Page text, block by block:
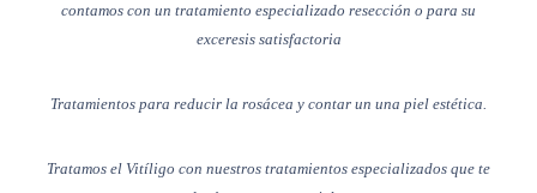
contamos con un tratamiento especializado resección o para su
exceresis satisfactoria
Tratamientos para reducir la rosácea y contar un una piel estética.
Tratamos el Vitíligo con nuestros tratamientos especializados que te